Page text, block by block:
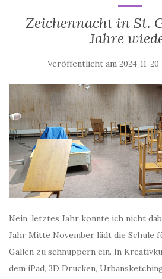
Zeichennacht in St.
Jahre
Veröffentlicht am 2024-11-20
Nein, letztes Jahr konnte ich nicht
Jahr Mitte November lädt die Schule
Gallen zu schnuppern ein. In
dem iPad, 3D Drucken,